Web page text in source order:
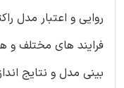
روایی و اعتبار مدل
فرایند های مختلف
بینی مدل و نتایج